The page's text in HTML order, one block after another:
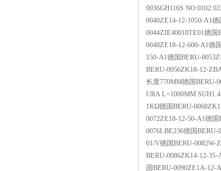
0036GH116S
0040ZE14-12-1050-A1
0044ZIE40018TE01德国
0048ZE18-12-600-A1德
150-A1德国BERU-
BERU-0056ZK18-12-
长度770MM德国BERU-
URA L=1000MM
1KΩ德国BERU-
0072ZE18-12-50-A1德
0076LBE236德国BERU-
01/V德国BERU-0082W-
BERU-0086ZK14-12-35-
国BERU-0090ZE1A-12-